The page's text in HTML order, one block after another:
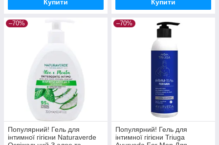
Купити Купити
–70%
Популярний! Гель для
інтимної гігієни Naturaverde
–70%
Популярний! Гель для
інтимної гігієни Triuga